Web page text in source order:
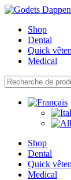
Skip
contentShop
Dental
Quick
Medical
Recherche
pour :
Shop
Dental
Quick
Medical